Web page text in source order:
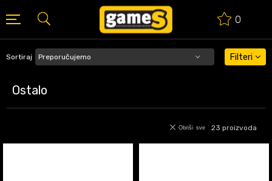
0
BESPLATNA ISPORUKA PORUDŽBINA PREKO 50 EUR
Ostalo
Sortiraj Filteri
23 proizvoda
Obriši sve